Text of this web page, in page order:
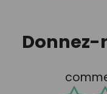
Donnez-